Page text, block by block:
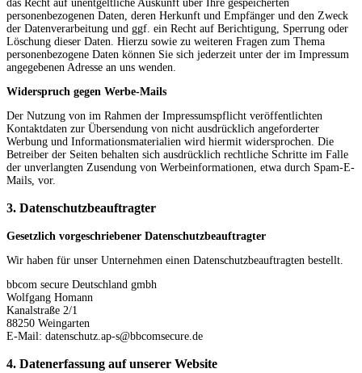
das Recht auf unentgeltliche Auskunft über Ihre gespeicherten
personenbezogenen Daten, deren Herkunft und Empfänger und den Zweck
der Datenverarbeitung und ggf. ein Recht auf Berichtigung, Sperrung oder
Löschung dieser Daten. Hierzu sowie zu weiteren Fragen zum Thema
personenbezogene Daten können Sie sich jederzeit unter der im Impressum
angegebenen Adresse an uns wenden.
Widerspruch gegen Werbe-Mails
Der Nutzung von im Rahmen der Impressumspflicht veröffentlichten
Kontaktdaten zur Übersendung von nicht ausdrücklich angeforderter
Werbung und Informationsmaterialien wird hiermit widersprochen. Die
Betreiber der Seiten behalten sich ausdrücklich rechtliche Schritte im Falle
der unverlangten Zusendung von Werbeinformationen, etwa durch Spam-E-
Mails, vor.
3. Datenschutz­beauftragter
Gesetzlich vorgeschriebener Datenschutzbeauftragter
Wir haben für unser Unternehmen einen Datenschutzbeauftragten bestellt.
bbcom secure Deutschland gmbh
Wolfgang Homann
Kanalstraße 2/1
88250 Weingarten
E-Mail: datenschutz.ap-s@bbcomsecure.de
4. Datenerfassung auf unserer Website